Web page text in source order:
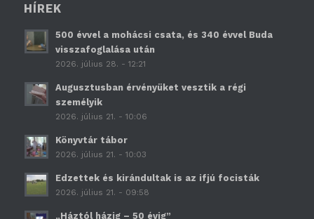
HÍREK
500 évvel a mohácsi csata, és 340 évvel Buda
visszafoglalása után
2026. július 28. - 12:21
Augusztusban érvényüket vesztik a régi
személyik
2026. július 21. - 10:06
Könyvtár tábor
2026. július 21. - 10:03
Edzettek és kirándultak is az ifjú focisták
2026. július 21. - 09:58
„Háztól házig – 50 évig”